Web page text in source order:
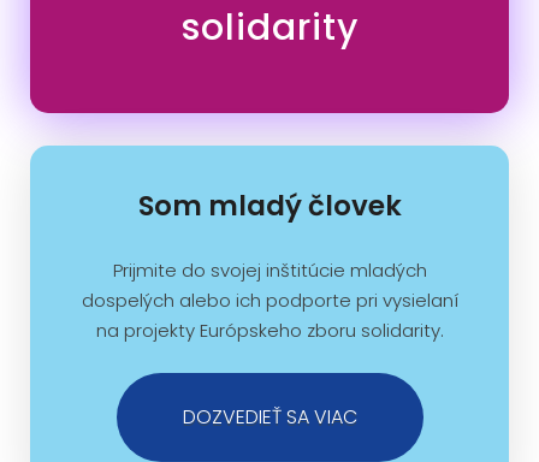
solidarity
Som mladý človek
Prijmite do svojej inštitúcie mladých
dospelých alebo ich podporte pri vysielaní
na projekty Európskeho zboru solidarity.
DOZVEDIEŤ SA VIAC